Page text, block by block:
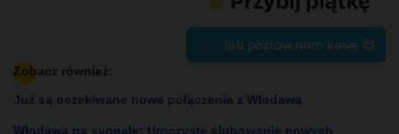
lub postaw nam kawę 😍
Zobacz również:
Już są oczekiwane nowe połączenia z Włodawą
Włodawa na sygnale: Uroczyste ślubowanie nowych